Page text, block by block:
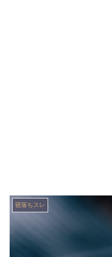
寝落ちスレ